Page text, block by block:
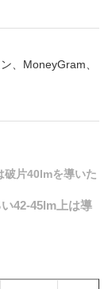
、MoneyGram、
破片40lmを導いた
42-45lm上は導